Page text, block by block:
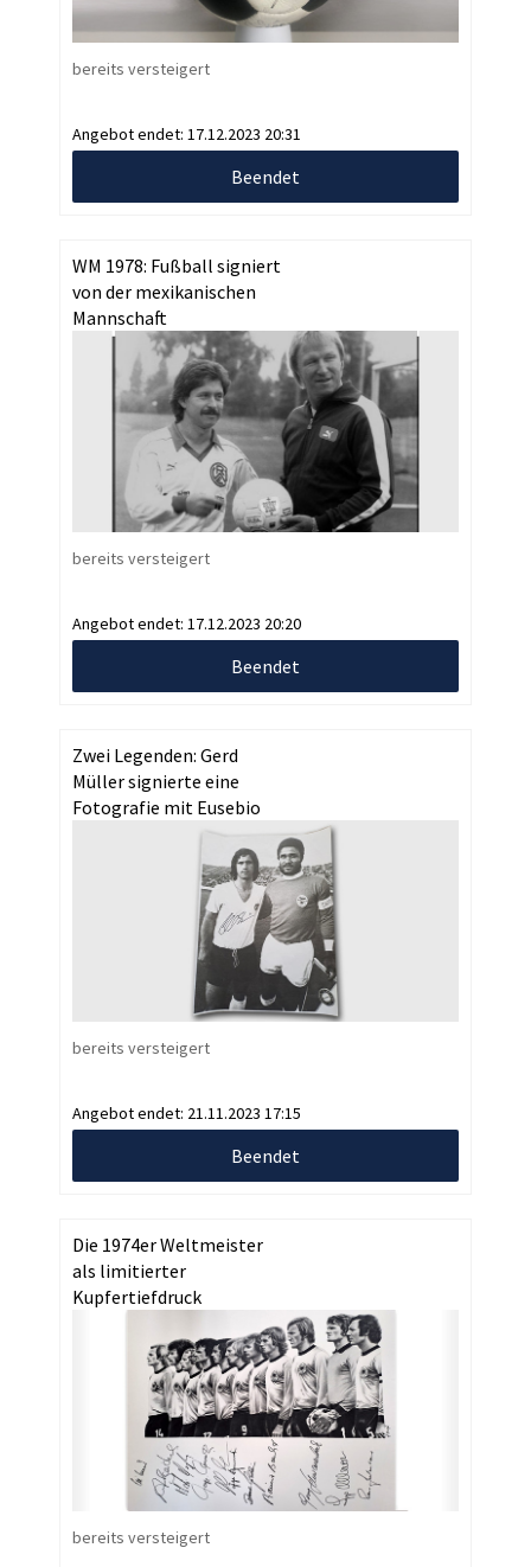
bereits versteigert
Angebot endet: 17.12.2023 20:31
Beendet
WM 1978: Fußball signiert
von der mexikanischen
Mannschaft
bereits versteigert
Angebot endet: 17.12.2023 20:20
Beendet
Zwei Legenden: Gerd
Müller signierte eine
Fotografie mit Eusebio
bereits versteigert
Angebot endet: 21.11.2023 17:15
Beendet
Die 1974er Weltmeister
als limitierter
Kupfertiefdruck
bereits versteigert